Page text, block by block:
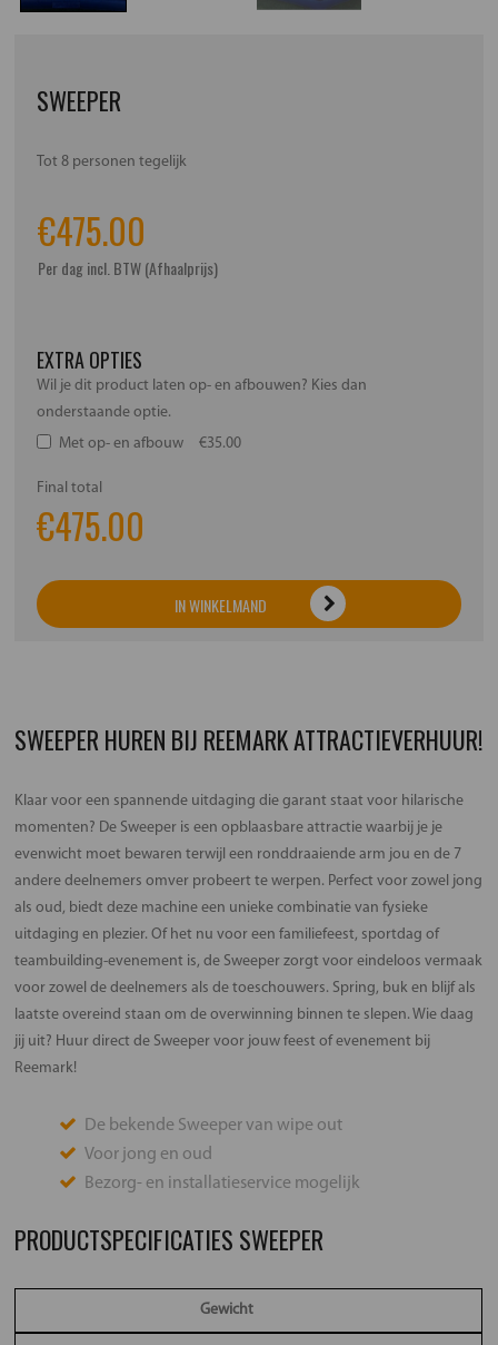
SWEEPER
Tot 8 personen tegelijk
€475.00
Per dag incl. BTW (Afhaalprijs)
EXTRA OPTIES
Wil je dit product laten op- en afbouwen? Kies dan
onderstaande optie.
Met op- en afbouw
€35.00
Final total
€475.00
IN WINKELMAND
SWEEPER HUREN BIJ REEMARK ATTRACTIEVERHUUR!
Klaar voor een spannende uitdaging die garant staat voor hilarische
momenten? De Sweeper is een opblaasbare attractie waarbij je je
evenwicht moet bewaren terwijl een ronddraaiende arm jou en de 7
andere deelnemers omver probeert te werpen. Perfect voor zowel jong
als oud, biedt deze machine een unieke combinatie van fysieke
uitdaging en plezier. Of het nu voor een familiefeest, sportdag of
teambuilding-evenement is, de Sweeper zorgt voor eindeloos vermaak
voor zowel de deelnemers als de toeschouwers. Spring, buk en blijf als
laatste overeind staan om de overwinning binnen te slepen. Wie daag
jij uit? Huur direct de Sweeper voor jouw feest of evenement bij
Reemark!
De bekende Sweeper van wipe out
Voor jong en oud
Bezorg- en installatieservice mogelijk
PRODUCTSPECIFICATIES SWEEPER
Gewicht